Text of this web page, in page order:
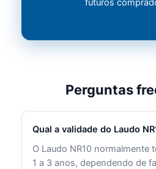
futuros
Perguntas
Qual a validade do Laudo
O Laudo NR10 normalmente
1 a 3 anos, dependendo de